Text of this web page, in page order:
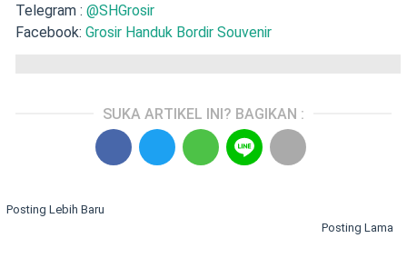
Telegram : @SHGrosir
Facebook: Grosir Handuk Bordir Souvenir
SUKA ARTIKEL INI? BAGIKAN :
Posting Lebih Baru
Posting Lama